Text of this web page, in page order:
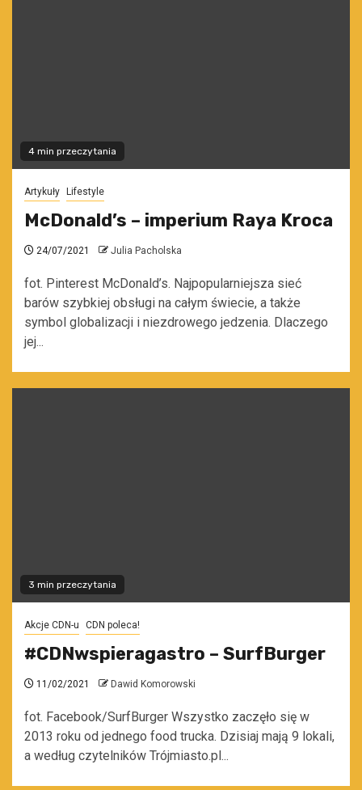
4 min przeczytania
Artykuły Lifestyle
McDonald’s – imperium Raya Kroca
24/07/2021 Julia Pacholska
fot. Pinterest McDonald’s. Najpopularniejsza sieć
barów szybkiej obsługi na całym świecie, a także
symbol globalizacji i niezdrowego jedzenia. Dlaczego
jej...
3 min przeczytania
Akcje CDN-u CDN poleca!
#CDNwspieragastro – SurfBurger
11/02/2021 Dawid Komorowski
fot. Facebook/SurfBurger Wszystko zaczęło się w
2013 roku od jednego food trucka. Dzisiaj mają 9 lokali,
a według czytelników Trójmiasto.pl...